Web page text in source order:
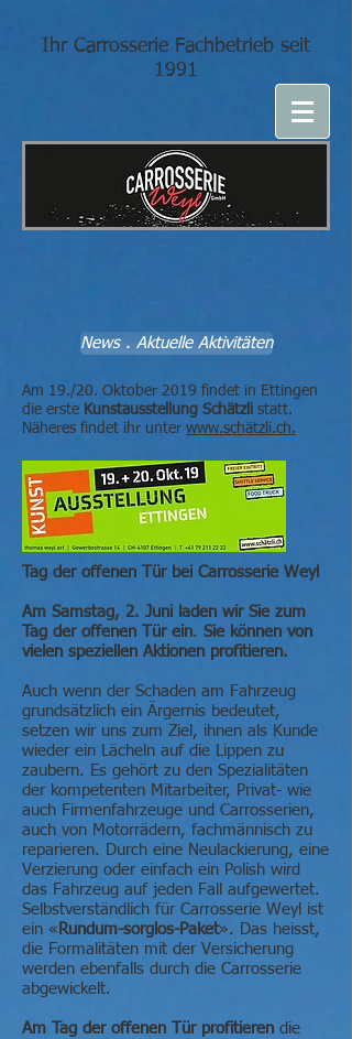
Ihr Carrosserie Fachbetrieb seit
1991
News . Aktuelle Aktivitäten
Am 19./20. Oktober 2019 findet in Ettingen
die erste Kunstausstellung Schätzli statt.
Näheres findet ihr unter www.schätzli.ch.
Tag der offenen Tür bei Carrosserie Weyl
Am Samstag, 2. Juni laden wir Sie zum
Tag der offenen Tür ein. Sie können von
vielen speziellen Aktionen profitieren.
Auch wenn der Schaden am Fahrzeug
grundsätzlich ein Ärgernis bedeutet,
setzen wir uns zum Ziel, ihnen als Kunde
wieder ein Lächeln auf die Lippen zu
zaubern. Es gehört zu den Spezialitäten
der kompetenten Mitarbeiter, Privat- wie
auch Firmenfahrzeuge und Carrosserien,
auch von Motorrädern, fachmännisch zu
reparieren. Durch eine Neulackierung, eine
Verzierung oder einfach ein Polish wird
das Fahrzeug auf jeden Fall aufgewertet.
Selbstverständlich für Carrosserie Weyl ist
ein « Rundum-sorglos-Paket». Das heisst,
die Formalitäten mit der Versicherung
werden ebenfalls durch die Carrosserie
abgewickelt.
Am Tag der offenen Tür profitieren die